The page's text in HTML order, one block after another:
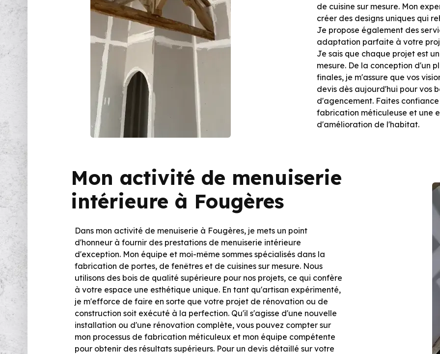
de cuisine sur mesure. Mon
créer des designs uniques qui
Je propose également des
adaptation parfaite à votre
Je sais que chaque projet est
mesure. De la conception d'un
finales, je m'assure que vos
devis dès aujourd'hui pour vos
d'agencement. Faites
fabrication méticuleuse et une
d'amélioration de l'habitat.
Mon activité de menuiserie
intérieure à Fougères
Dans mon activité de menuiserie à Fougères, je mets un point
d'honneur à fournir des prestations de menuiserie intérieure
d'exception. Mon équipe et moi-même sommes spécialisés dans la
fabrication de portes, de fenêtres et de cuisines sur mesure. Nous
utilisons des bois de qualité supérieure pour nos projets, ce qui confère
à votre espace une esthétique unique. En tant qu'artisan expérimenté,
je m'efforce de faire en sorte que votre projet de rénovation ou de
construction soit exécuté à la perfection. Qu'il s'agisse d'une nouvelle
installation ou d'une rénovation complète, vous pouvez compter sur
mon processus de fabrication méticuleux et mon équipe compétente
pour obtenir des résultats supérieurs. Pour un devis détaillé sur votre